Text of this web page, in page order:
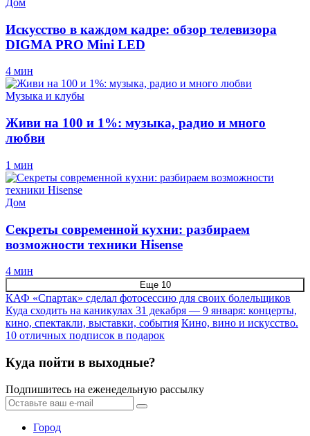
Дом
Искусство в каждом кадре: обзор телевизора
DIGMA PRO Mini LED
4 мин
Музыка и клубы
Живи на 100 и 1%: музыка, радио и много
любви
1 мин
Дом
Секреты современной кухни: разбираем
возможности техники Hisense
4 мин
Еще 10
КАФ «Спартак» сделал фотосессию для своих болельщиков
Куда сходить на каникулах 31 декабря — 9 января: концерты,
кино, спектакли, выставки, события Кино, вино и искусство.
10 отличных подписок в подарок
Куда пойти в выходные?
Подпишитесь на еженедельную рассылку
Город